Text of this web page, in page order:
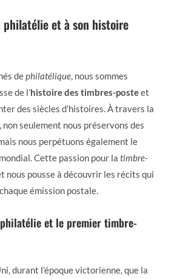
et à son histoire
dephilatélique , nous sommes
de l’histoire des timbres-posteet
des siècles d’histoires. À travers la
, non seulement nous préservons des
nous perpétuons également le
Cette passion pour la timbre-
nous pousse à découvrir les récits qui
émission postale.
et le premier timbre-
durant l’époque victorienne, que la